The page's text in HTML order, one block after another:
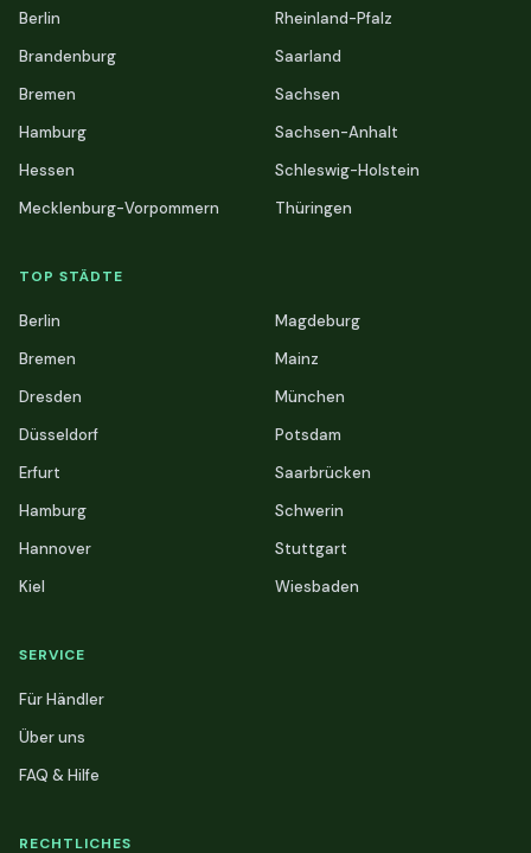
Berlin
Brandenburg
Bremen
Hamburg
Hessen
Mecklenburg-Vorpommern
Rheinland-Pfalz
Saarland
Sachsen
Sachsen-Anhalt
Schleswig-Holstein
Thüringen
TOP STÄDTE
Berlin
Bremen
Dresden
Düsseldorf
Erfurt
Hamburg
Hannover
Kiel
Magdeburg
Mainz
München
Potsdam
Saarbrücken
Schwerin
Stuttgart
Wiesbaden
SERVICE
Für Händler
Über uns
FAQ & Hilfe
RECHTLICHES